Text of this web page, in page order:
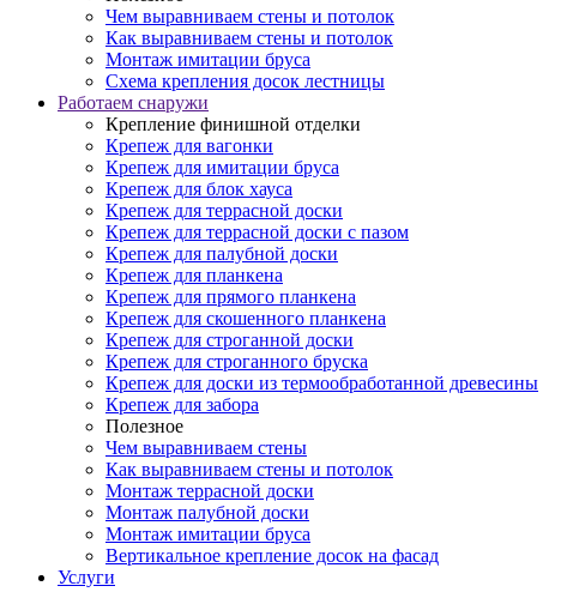
Чем выравниваем стены и потолок
Как выравниваем стены и потолок
Монтаж имитации бруса
Схема крепления досок лестницы
Работаем снаружи
Крепление финишной отделки
Крепеж для вагонки
Крепеж для имитации бруса
Крепеж для блок хауса
Крепеж для террасной доски
Крепеж для террасной доски с пазом
Крепеж для палубной доски
Крепеж для планкена
Крепеж для прямого планкена
Крепеж для скошенного планкена
Крепеж для строганной доски
Крепеж для строганного бруска
Крепеж для доски из термообработанной древесины
Крепеж для забора
Полезное
Чем выравниваем стены
Как выравниваем стены и потолок
Монтаж террасной доски
Монтаж палубной доски
Монтаж имитации бруса
Вертикальное крепление досок на фасад
Услуги